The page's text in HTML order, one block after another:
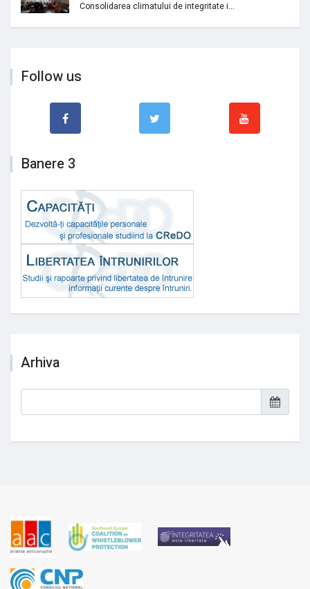
Consolidarea climatului de integritate i...
Follow us
Banere 3
Arhiva